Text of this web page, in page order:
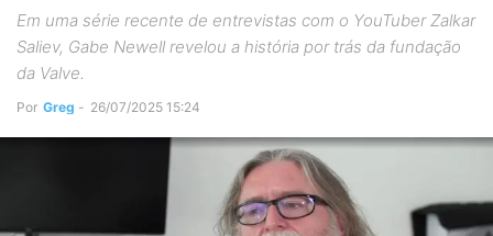
Em uma série recente de entrevistas com o YouTuber Zalkar
Saliev, Gabe Newell revelou a história por trás da fundação
da Valve.
Por Greg - 26/07/2025 15:24